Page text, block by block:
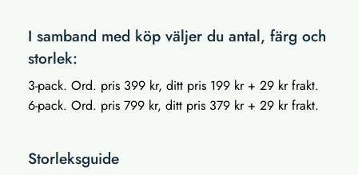
I samband med köp väljer du antal, färg och
storlek:
3-pack. Ord. pris 399 kr, ditt pris 199 kr + 29 kr frakt.
6-pack. Ord. pris 799 kr, ditt pris 379 kr + 29 kr frakt.
Storleksguide